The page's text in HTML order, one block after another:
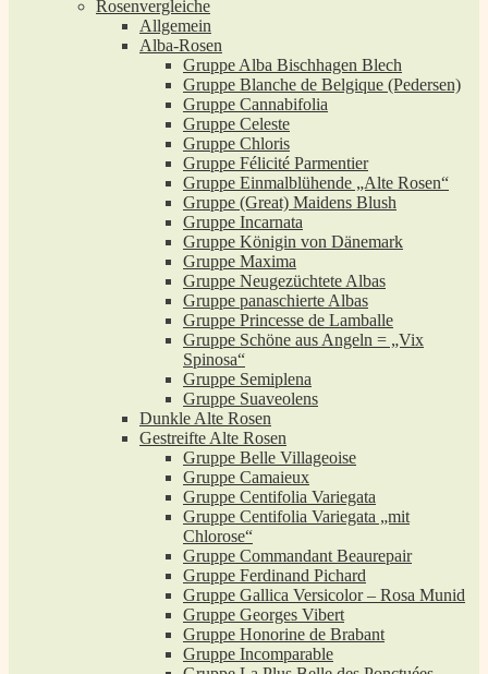
Rosenvergleiche
Allgemein
Alba-Rosen
Gruppe Alba Bischhagen Blech
Gruppe Blanche de Belgique (Pedersen)
Gruppe Cannabifolia
Gruppe Celeste
Gruppe Chloris
Gruppe Félicité Parmentier
Gruppe Einmalblühende „Alte Rosen“
Gruppe (Great) Maidens Blush
Gruppe Incarnata
Gruppe Königin von Dänemark
Gruppe Maxima
Gruppe Neugezüchtete Albas
Gruppe panaschierte Albas
Gruppe Princesse de Lamballe
Gruppe Schöne aus Angeln = „Vix
Spinosa“
Gruppe Semiplena
Gruppe Suaveolens
Dunkle Alte Rosen
Gestreifte Alte Rosen
Gruppe Belle Villageoise
Gruppe Camaieux
Gruppe Centifolia Variegata
Gruppe Centifolia Variegata „mit
Chlorose“
Gruppe Commandant Beaurepair
Gruppe Ferdinand Pichard
Gruppe Gallica Versicolor – Rosa Munid
Gruppe Georges Vibert
Gruppe Honorine de Brabant
Gruppe Incomparable